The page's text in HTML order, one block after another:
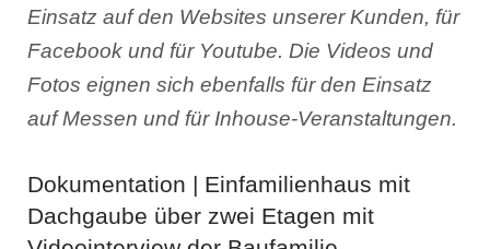
Einsatz auf den Websites unserer Kunden, für
Facebook und für Youtube. Die Videos und
Fotos eignen sich ebenfalls für den Einsatz
auf Messen und für Inhouse-Veranstaltungen.
Dokumentation | Einfamilienhaus mit
Dachgaube über zwei Etagen mit